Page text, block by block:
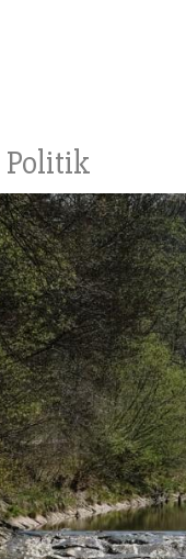
Politik